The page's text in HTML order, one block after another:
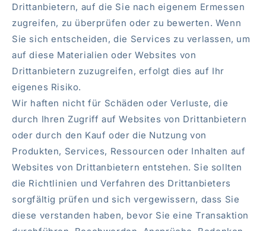
Drittanbietern, auf die Sie nach eigenem Ermessen
zugreifen, zu überprüfen oder zu bewerten. Wenn
Sie sich entscheiden, die Services zu verlassen, um
auf diese Materialien oder Websites von
Drittanbietern zuzugreifen, erfolgt dies auf Ihr
eigenes Risiko.
Wir haften nicht für Schäden oder Verluste, die
durch Ihren Zugriff auf Websites von Drittanbietern
oder durch den Kauf oder die Nutzung von
Produkten, Services, Ressourcen oder Inhalten auf
Websites von Drittanbietern entstehen. Sie sollten
die Richtlinien und Verfahren des Drittanbieters
sorgfältig prüfen und sich vergewissern, dass Sie
diese verstanden haben, bevor Sie eine Transaktion